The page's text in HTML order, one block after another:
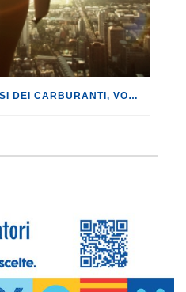
TURISMO: CON LA CRISI DEI CARBURANTI, VOLI A RISCHIO CANCELLAZIONE O RINCARO.